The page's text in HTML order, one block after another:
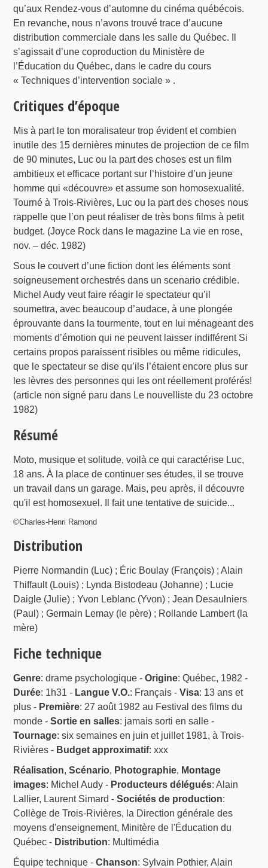
qu’aux Rendez-vous d’automne du cinéma québécois.
En revanche, nous n’avons trouvé trace d’aucune
distribution commerciale dans les salle du Québec. Il
s’agissait d’une coproduction du Ministère de
l’Éducation du Québec, dans le cadre du cours
« Techniques d’intervention sociale » .
Critiques d’époque
Mis à part le ton moralisateur trop évident et combien
inutile des 15 dernières minutes de projection de ce film
de 90 minutes, Luc ou la part des choses est un film
ambitieux et efficace portant sur l’histoire d’un jeune
homme qui «découvre» et assume son homosexualité.
Tourné à Trois-Rivières, Luc ou la part des choses nous
rappelle que l’on peut réaliser de très bons films à petit
budget. (Joyce Rock dans le magazine La vie en rose,
nov. – déc. 1982)
Sous le couvert d’une fiction dont les éléments sont
soigneusement orchestrés dans un scenario crédible.
Michel Audy veut faire réagir le spectateur qu’il
soumettra, avec beaucoup d’audace, à une plongée
éprouvante dans la tourmente, tout en lui ménageant des
moments d’émotion qui ne peuvent laisser indifférent Si
certains propos paraissent risibles ou même ridicules,
que le spectateur se dise qu’ils l’étaient encore plus sur
les lèvres des personnes qui les ont réellement proférés!
(article non signé paru dans Le nouvelliste du 23 octobre
1982)
Résumé
Moto, musique et solitude, voilà ce qui caractérise Luc,
18 ans. À la place de continuer ses études, il se trouve
un travail dans un garage. Mais, peu après, il découvre
qu'il est homosexuel. Il fait une tentative de suicide...
©Charles-Henri Ramond
Distribution
Pierre Normandin (Luc) ; Éric Boulay (François) ; Alain
Thiffault (Louis) ; Lynda Bistodeau (Johanne) ; Lucie
Daigle (Julie) ; Yvon Leblanc (Yvon) ; Jean Desaulniers
(Paul) ; Germain Lemay (le père) ; Rollande Lambert (la
mère)
Fiche technique
Genre: drame psychologique -Origine: Québec, 1982 -
Durée: 1h31 - Langue V.O.: Français -Visa: 13 ans et
plus - Première: 27 août 1982 au Festival des films du
monde -Sortie en salles: jamais sorti en salle -
Tournage: six semaines en juin et juillet 1981, à Trois-
Rivières - Budget approximatif: xxx
Réalisation,Scénario, Photographie, Montage
images: Michel Audy - Producteurs délégués: Alain
Lallier, Laurent Simard -Sociétés de production:
Collège de Trois-Rivières, la Direction générale des
moyens d'enseignement, Minitère de l'Éducation du
Québec - Distribution: Multimédia
Équipe technique -Chanson: Sylvain Pothier, Alain